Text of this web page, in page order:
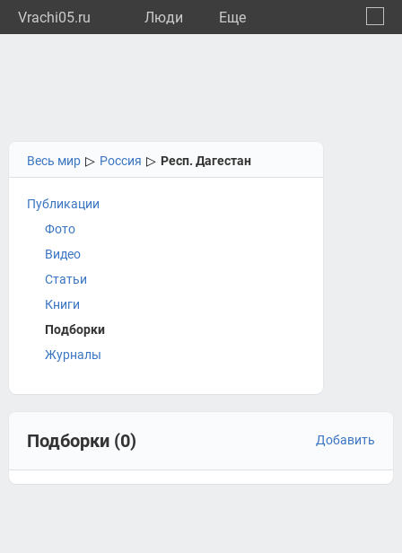
Vrachi05.ru Люди Eще
Весь мир ▷ Россия ▷ Респ. Дагестан
Публикации
Фото
Видео
Статьи
Книги
Подборки
Журналы
Подборки (0) Добавить